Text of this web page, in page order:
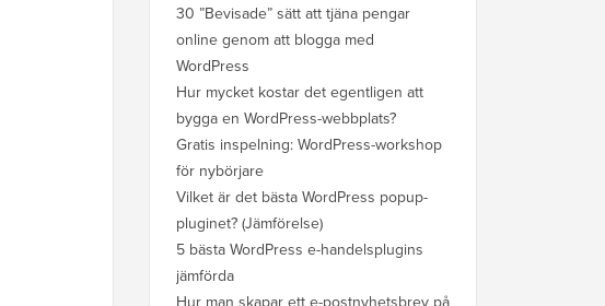
30 ”Bevisade” sätt att tjäna pengar
online genom att blogga med
WordPress
Hur mycket kostar det egentligen att
bygga en WordPress-webbplats?
Gratis inspelning: WordPress-workshop
för nybörjare
Vilket är det bästa WordPress popup-
pluginet? (Jämförelse)
5 bästa WordPress e-handelsplugins
jämförda